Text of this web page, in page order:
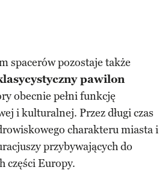
spacerów pozostaje także
pawilon
obecnie pełni funkcję
i kulturalnej. Przez długi czas
charakteru miasta i
przybywających do
części Europy.